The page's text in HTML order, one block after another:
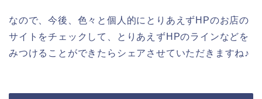
なので、今後、色々と個人的にとりあえずHPのお店の
サイトをチェックして、とりあえずHPのラインなどを
みつけることができたらシェアさせていただきますね♪